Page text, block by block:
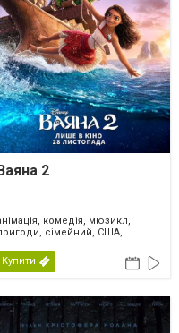
Ваяна 2
комедія, мюзикл,
сімейний, США,
2024
Купити